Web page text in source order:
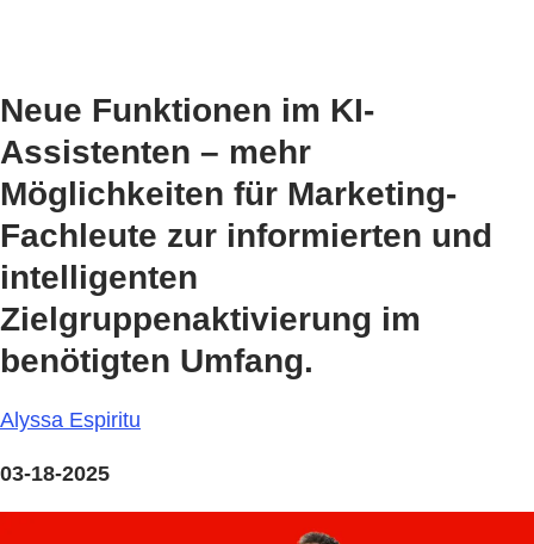
Neue Funktionen im KI-
Assistenten – mehr
Möglichkeiten für Marketing-
Fachleute zur informierten und
intelligenten
Zielgruppenaktivierung im
benötigten Umfang.
Alyssa Espiritu
03-18-2025